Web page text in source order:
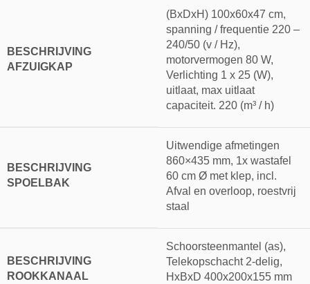
BESCHRIJVING
AFZUIGKAP
(BxDxH) 100x60x47 cm,
spanning / frequentie 220 –
240/50 (v / Hz),
motorvermogen 80 W,
Verlichting 1 x 25 (W),
uitlaat, max uitlaat
capaciteit. 220 (m³ / h)
BESCHRIJVING
SPOELBAK
Uitwendige afmetingen
860×435 mm, 1x wastafel
60 cm Ø met klep, incl.
Afval en overloop, roestvrij
staal
BESCHRIJVING
ROOKKANAAL
Schoorsteenmantel (as),
Telekopschacht 2-delig,
HxBxD 400x200x155 mm